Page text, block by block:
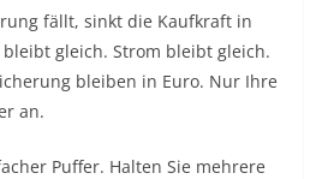
fällt, sinkt die Kaufkraft in
gleich. Strom bleibt gleich.
bleiben in Euro. Nur Ihre
an.
Puffer. Halten Sie mehrere